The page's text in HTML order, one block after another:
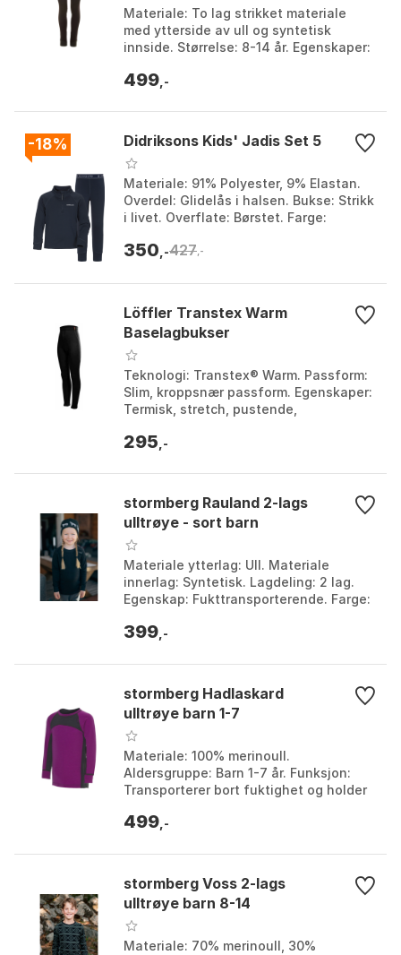
Materiale: To lag strikket materiale
med ytterside av ull og syntetisk
innside. Størrelse: 8-14 år. Egenskaper:
Sitter tett...
499 ,-
-18% Didriksons Kids' Jadis Set 5
Materiale: 91% Polyester, 9% Elastan.
Overdel: Glidelås i halsen. Bukse: Strikk
i livet. Overflate: Børstet. Farge:
120...
350 ,-427 ,-
Löffler Transtex Warm
Baselagbukser
Teknologi: Transtex® Warm. Passform:
Slim, kroppsnær passform. Egenskaper:
Termisk, stretch, pustende,
Alpint, langrenn,...
295 ,-
stormberg Rauland 2-lags
ulltrøye - sort barn
Materiale ytterlag: Ull. Materiale
innerlag: Syntetisk. Lagdeling: 2 lag.
Egenskap: Fukttransporterende. Farge:
128, ...
399 ,-
stormberg Hadlaskard
ulltrøye barn 1-7
Materiale: 100% merinoull.
Aldersgruppe: Barn 1-7 år. Funksjon:
Transporterer bort fuktighet og holder
mulesing, sertif...
499 ,-
stormberg Voss 2-lags
ulltrøye barn 8-14
Materiale: 70% merinoull, 30%